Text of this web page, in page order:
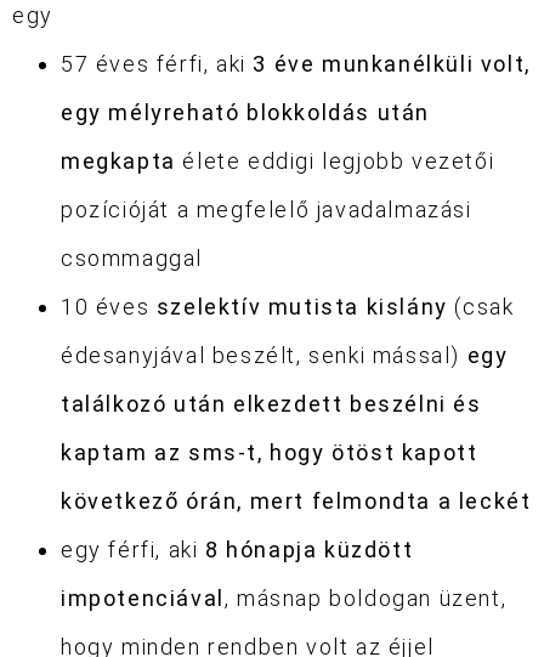
egy
57 éves férfi, aki 3 éve munkanélküli volt,
egy mélyreható blokkoldás után
megkapta élete eddigi legjobb vezetői
pozícióját a megfelelő javadalmazási
csommaggal
10 éves szelektív mutista kislány (csak
édesanyjával beszélt, senki mással) egy
találkozó után elkezdett beszélni és
kaptam az sms-t, hogy ötöst kapott
következő órán, mert felmondta a leckét
egy férfi, aki 8 hónapja küzdött
impotenciával, másnap boldogan üzent,
hogy minden rendben volt az éjjel